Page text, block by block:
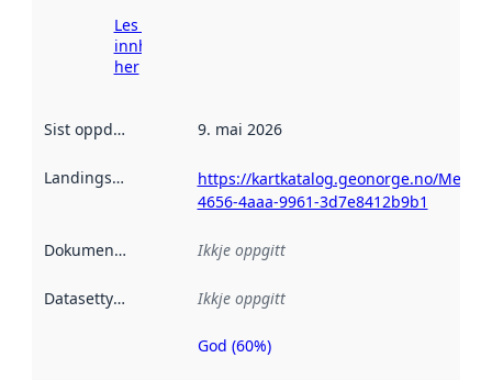
Les meir om
innhenting
her
Sist oppdatert 9. mai 2026
Landingsside
https://kartkatalog.geonorge.no/
4656-4aaa-9961-3d7e8412b9b1
Dokumentasjon Ikkje oppgitt
Datasettype Ikkje oppgitt
Metadatakvalitet
God (60%)